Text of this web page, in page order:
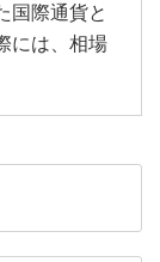
国際通貨と
には、相場